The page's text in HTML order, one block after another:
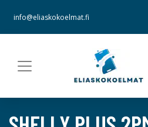
info@eliaskokoelmat.fi